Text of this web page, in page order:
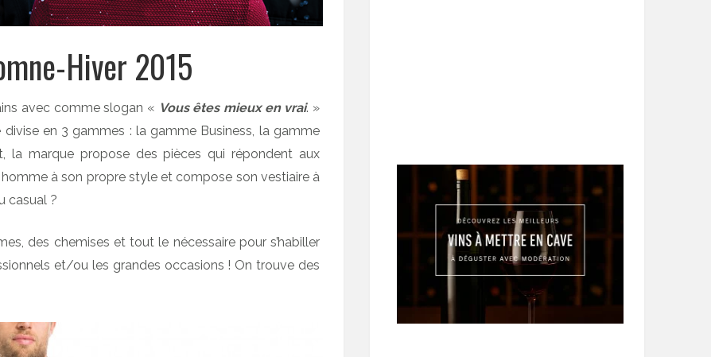
Hiver 2015
avec comme slogan « Vous êtes mieux en vrai. »
divise en 3 gammes : la gamme Business, la gamme
la marque propose des pièces qui répondent aux
à son propre style et compose son vestiaire à
casual ?
des chemises et tout le nécessaire pour s’habiller
et/ou les grandes occasions ! On trouve des